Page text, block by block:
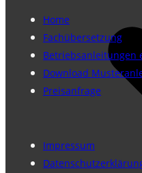
Home
Fachübersetzung
Betriebsanleitungen
Download
Preisanfrage
Impressum